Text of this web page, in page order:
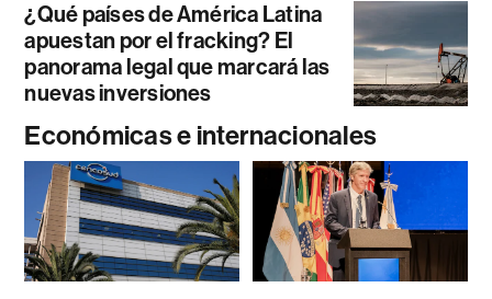
¿Qué países de América Latina
apuestan por el fracking? El
panorama legal que marcará las
nuevas inversiones
Económicas e internacionales